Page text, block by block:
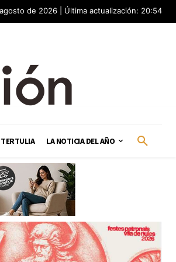
de 2026 | Última actualización: 20:54
TERTULIA LA NOTICIA DEL AÑO